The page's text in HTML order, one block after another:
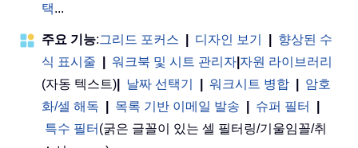
택...
주요 기능:그리드 포커스 디자인 보기
향상된 수
식 표시줄
워크북 및 시트 관리자 자원 라이브러리
(자동 텍스트)
날짜 선택기 워크시트 병합
암호
화/셀 해독
목록 기반 이메일 발송 슈퍼 필터
특수 필터 (굵은 글꼴이 있는 셀 필터링/기울임꼴/취